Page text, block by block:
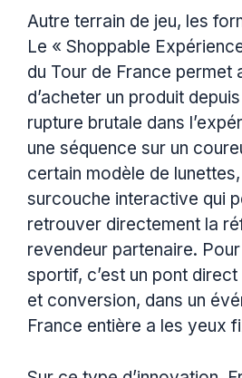
Autre terrain de jeu, les
Le « Shoppable
du Tour de France permet
d’acheter un produit
rupture brutale dans
une séquence sur un
certain modèle de
surcouche interactive qui
retrouver directement la
revendeur partenaire.
sportif, c’est un pont
et conversion, dans un
France entière a les yeux